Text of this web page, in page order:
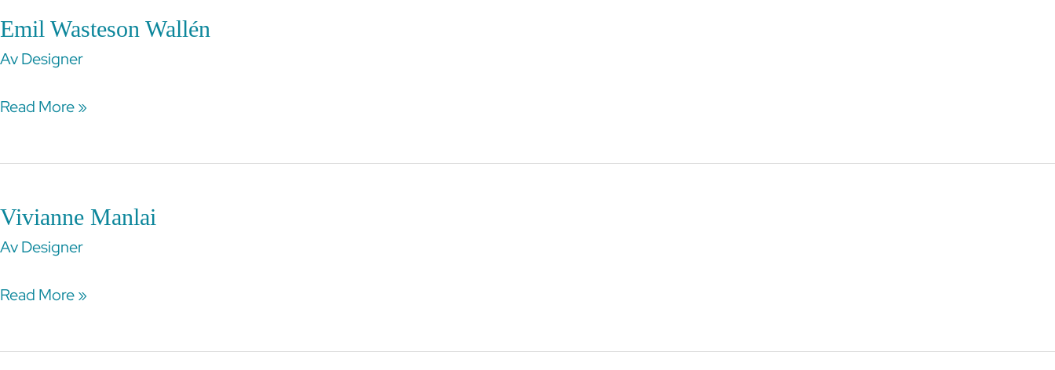
Emil Wasteson Wallén
AvDesigner
Emil
Wasteson
Read More »
Vivianne Manlai
AvDesigner
Vivianne
Manlai
Read More »